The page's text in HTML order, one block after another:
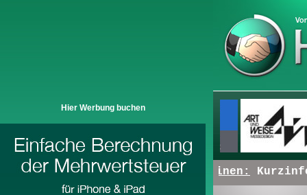
Hier Werbung buchen
+ + +Hier erscheinen:Kurzinfos